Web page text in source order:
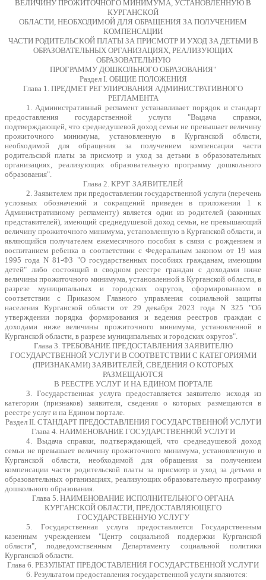
ВЕЛИЧИНУ ПРОЖИТОЧНОГО МИНИМУМА, УСТАНОВЛЕННУЮ В
КУРГАНСКОЙ
ОБЛАСТИ, НЕОБХОДИМОЙ ДЛЯ ОБРАЩЕНИЯ ЗА ПОЛУЧЕНИЕМ
КОМПЕНСАЦИИ
ЧАСТИ РОДИТЕЛЬСКОЙ ПЛАТЫ ЗА ПРИСМОТР И УХОД ЗА ДЕТЬМИ В
ОБРАЗОВАТЕЛЬНЫХ ОРГАНИЗАЦИЯХ, РЕАЛИЗУЮЩИХ
ОБРАЗОВАТЕЛЬНУЮ
ПРОГРАММУ ДОШКОЛЬНОГО ОБРАЗОВАНИЯ"
Раздел I. ОБЩИЕ ПОЛОЖЕНИЯ
Глава 1. ПРЕДМЕТ РЕГУЛИРОВАНИЯ АДМИНИСТРАТИВНОГО
РЕГЛАМЕНТА
1. Административный регламент устанавливает порядок и стандарт
предоставления государственной услуги "Выдача справки,
подтверждающей, что среднедушевой доход семьи не превышает величину
прожиточного минимума, установленную в Курганской области,
необходимой для обращения за получением компенсации части
родительской платы за присмотр и уход за детьми в образовательных
организациях, реализующих образовательную программу дошкольного
образования".
Глава 2. КРУГ ЗАЯВИТЕЛЕЙ
2. Заявителем при предоставлении государственной услуги (перечень
условных обозначений и сокращений приведен в приложении 1 к
Административному регламенту) является один из родителей (законных
представителей), имеющий среднедушевой доход семьи, не превышающий
величину прожиточного минимума, установленную в Курганской области, и
являющийся получателем ежемесячного пособия в связи с рождением и
воспитанием ребенка в соответствии с Федеральным законом от 19 мая
1995 года N 81-ФЗ "О государственных пособиях гражданам, имеющим
детей" либо состоящий в сводном реестре граждан с доходами ниже
величины прожиточного минимума, установленной в Курганской области, в
разрезе муниципальных и городских округов, сформированном в
соответствии с Приказом Главного управления социальной защиты
населения Курганской области от 29 декабря 2023 года N 325 "Об
утверждении порядка формирования и ведения реестров граждан с
доходами ниже величины прожиточного минимума, установленной в
Курганской области, в разрезе муниципальных и городских округов".
Глава 3. ТРЕБОВАНИЕ ПРЕДОСТАВЛЕНИЯ ЗАЯВИТЕЛЮ
ГОСУДАРСТВЕННОЙ УСЛУГИ В СООТВЕТСТВИИ С КАТЕГОРИЯМИ
(ПРИЗНАКАМИ) ЗАЯВИТЕЛЕЙ, СВЕДЕНИЯ О КОТОРЫХ
РАЗМЕЩАЮТСЯ
В РЕЕСТРЕ УСЛУГ И НА ЕДИНОМ ПОРТАЛЕ
3. Государственная услуга предоставляется заявителю исходя из
категории (признаков) заявителя, сведения о которых размещаются в
реестре услуг и на Едином портале.
Раздел II. СТАНДАРТ ПРЕДОСТАВЛЕНИЯ ГОСУДАРСТВЕННОЙ УСЛУГИ
Глава 4. НАИМЕНОВАНИЕ ГОСУДАРСТВЕННОЙ УСЛУГИ
4. Выдача справки, подтверждающей, что среднедушевой доход
семьи не превышает величину прожиточного минимума, установленную в
Курганской области, необходимой для обращения за получением
компенсации части родительской платы за присмотр и уход за детьми в
образовательных организациях, реализующих образовательную программу
дошкольного образования.
Глава 5. НАИМЕНОВАНИЕ ИСПОЛНИТЕЛЬНОГО ОРГАНА
КУРГАНСКОЙ ОБЛАСТИ, ПРЕДОСТАВЛЯЮЩЕГО
ГОСУДАРСТВЕННУЮ УСЛУГУ
5. Государственная услуга предоставляется Государственным
казенным учреждением "Центр социальной поддержки Курганской
области", подведомственным Департаменту социальной политики
Курганской области.
Глава 6. РЕЗУЛЬТАТ ПРЕДОСТАВЛЕНИЯ ГОСУДАРСТВЕННОЙ УСЛУГИ
6. Результатом предоставления государственной услуги являются: